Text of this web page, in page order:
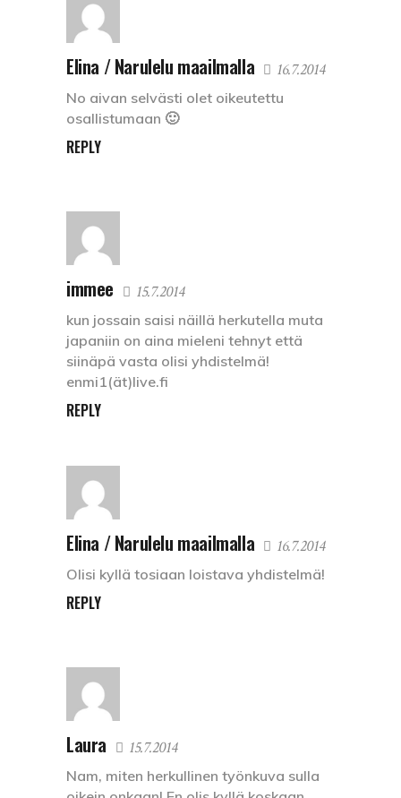
Elina / Narulelu maailmalla 16.7.2014
No aivan selvästi olet oikeutettu
osallistumaan 🙂
REPLY
immee 15.7.2014
kun jossain saisi näillä herkutella muta
japaniin on aina mieleni tehnyt että
siinäpä vasta olisi yhdistelmä!
enmi1(ät)live.fi
REPLY
Elina / Narulelu maailmalla 16.7.2014
Olisi kyllä tosiaan loistava yhdistelmä!
REPLY
Laura 15.7.2014
Nam, miten herkullinen työnkuva sulla